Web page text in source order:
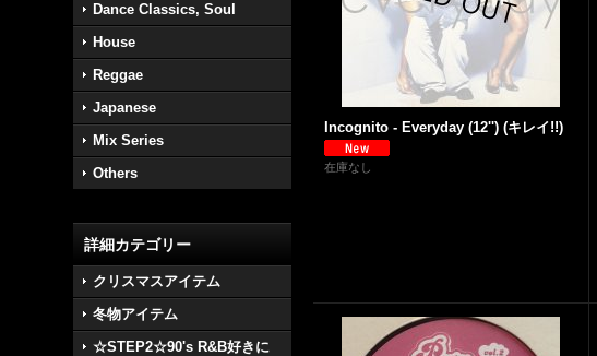
Dance Classics, Soul
House
Reggae
Japanese
Mix Series
Others
詳細カテゴリー
クリスマスアイテム
冬物アイテム
☆STEP2☆90's R&B好きに
Incognito - Everyday (12'') (キレイ!!)
在庫なし